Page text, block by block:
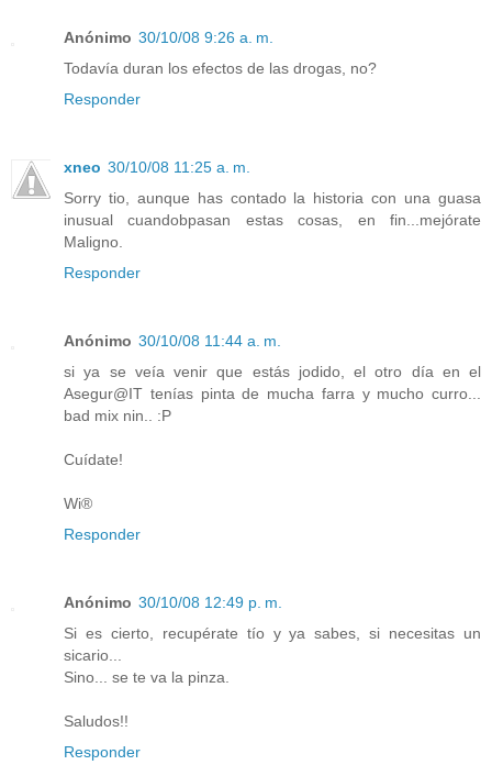
Anónimo 30/10/08 9:26 a. m.
Todavía duran los efectos de las drogas, no?
Responder
xneo 30/10/08 11:25 a. m.
Sorry tio, aunque has contado la historia con una guasa
inusual cuandobpasan estas cosas, en fin...mejórate
Maligno.
Responder
Anónimo 30/10/08 11:44 a. m.
si ya se veía venir que estás jodido, el otro día en el
Asegur@IT tenías pinta de mucha farra y mucho curro...
bad mix nin.. :P
Cuídate!
Wi®
Responder
Anónimo 30/10/08 12:49 p. m.
Si es cierto, recupérate tío y ya sabes, si necesitas un
sicario...
Sino... se te va la pinza.
Saludos!!
Responder